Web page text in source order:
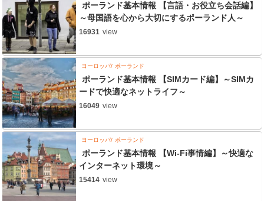
ポーランド基本情報 【言語・お役立ち会話編】
～母国語を心から大切にするポーランド人～
16931 view
ヨーロッパ ポーランド
ポーランド基本情報 【SIMカード編】～SIMカ
ードで快適なネットライフ～
16049 view
ヨーロッパ ポーランド
ポーランド基本情報 【Wi-Fi事情編】～快適な
インターネット環境～
15414 view